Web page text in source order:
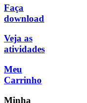
Faça
download
Veja as
atividades
Meu
Carrinho
Minha